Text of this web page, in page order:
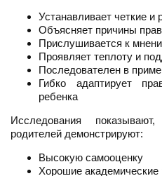
Устанавливает четкие
Объясняет причины
Прислушивается к
Проявляет теплоту и
Последователен в
Гибко адаптирует
ребенка
Исследования
родителей демонстрируют:
Высокую самооценку
Хорошие академические